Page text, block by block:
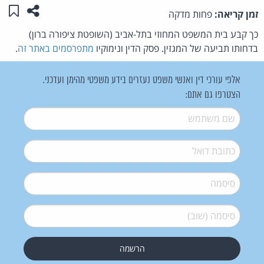
זמן קריאה: פחות מדקה שתפו
כך קבע בית המשפט המחוזי בתל-אביב (השופטת ציפורה ברון)
בדחותו תביעה של המגזין. פסק הדין ונימוקיו מתפרסמים באתר זה.
אלפי עורכי דין ואנשי משפט נעזרים בידע משפטי מהימן ועדכני.
הצטרפו גם אתם:
שם משתמש*
דואל*
סיסמה*
סיסמה (שוב)*